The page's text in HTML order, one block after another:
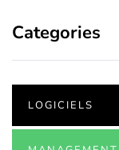
Categories
LOGICIELS